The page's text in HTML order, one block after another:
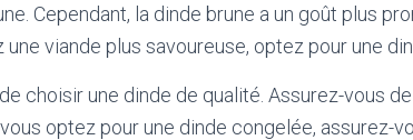
Cependant, la dinde brune a un goût plus
viande plus savoureuse, optez pour une
choisir une dinde de qualité. Assurez-vous
optez pour une dinde congelée, assurez-